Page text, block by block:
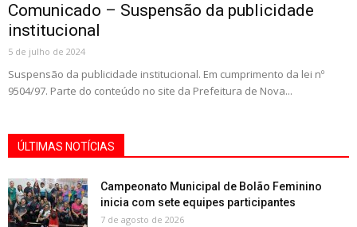
Comunicado – Suspensão da publicidade
institucional
5 de julho de 2024
Suspensão da publicidade institucional. Em cumprimento da lei nº
9504/97. Parte do conteúdo no site da Prefeitura de Nova...
ÚLTIMAS NOTÍCIAS
Campeonato Municipal de Bolão Feminino
inicia com sete equipes participantes
7 de agosto de 2026